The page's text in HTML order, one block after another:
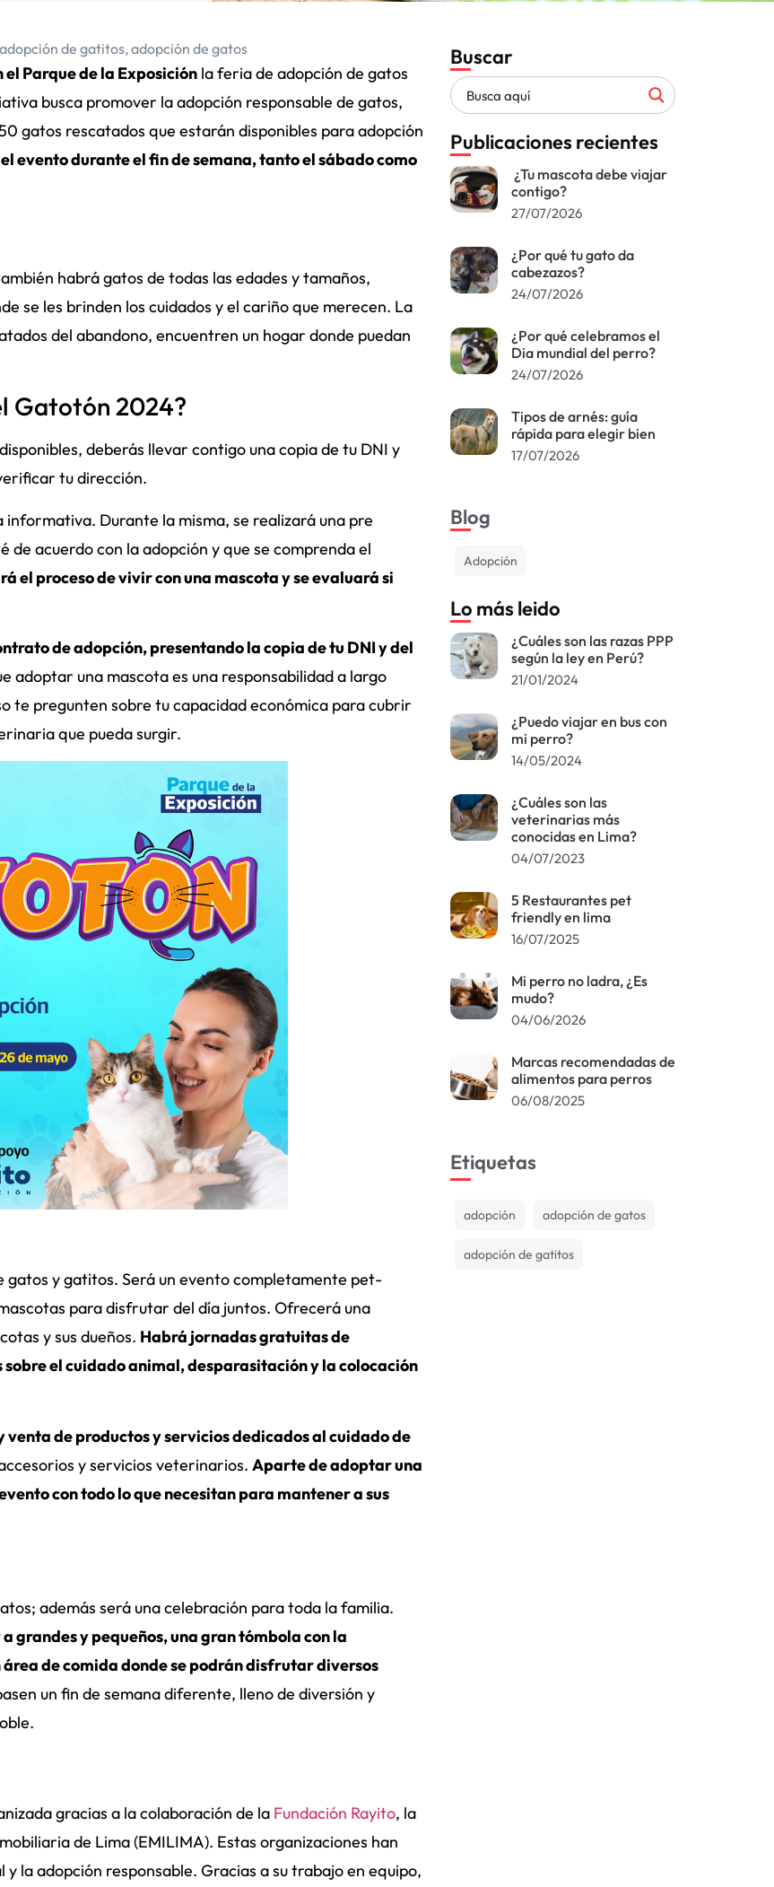
adopción de gatitos, adopción de gatos
el Parque de la Exposición la feria de adopción de gatos
busca promover la adopción responsable de gatos,
gatos rescatados que estarán disponibles para adopción
evento durante el fin de semana, tanto el sábado como
habrá gatos de todas las edades y tamaños,
se les brinden los cuidados y el cariño que merecen. La
del abandono, encuentren un hogar donde puedan
Gatotón 2024?
deberás llevar contigo una copia de tu DNI y
tu dirección.
Durante la misma, se realizará una pre
acuerdo con la adopción y que se comprenda el
el proceso de vivir con una mascota y se evaluará si
de adopción, presentando la copia de tu DNI y del
adoptar una mascota es una responsabilidad a largo
te pregunten sobre tu capacidad económica para cubrir
que pueda surgir.
gatos y gatitos. Será un evento completamente pet-
para disfrutar del día juntos. Ofrecerá una
y sus dueños. Habrá jornadas gratuitas de
el cuidado animal, desparasitación y la colocación
de productos y servicios dedicados al cuidado de
y servicios veterinarios. Aparte de adoptar una
con todo lo que necesitan para mantener a sus
además será una celebración para toda la familia.
grandes y pequeños, una gran tómbola con la
de comida donde se podrán disfrutar diversos
un fin de semana diferente, lleno de diversión y
gracias a la colaboración de la Fundación Rayito, la
de Lima (EMILIMA). Estas organizaciones han
la adopción responsable. Gracias a su trabajo en equipo,
Buscar
Publicaciones recientes
¿Tu mascota debe viajar
contigo?
27/07/2026
¿Por qué tu gato da
cabezazos?
24/07/2026
¿Por qué celebramos el
Dia mundial del perro?
24/07/2026
Tipos de arnés: guía
rápida para elegir bien
17/07/2026
Blog
Adopción
Lo más leido
¿Cuáles son las razas PPP
según la ley en Perú?
21/01/2024
¿Puedo viajar en bus con
mi perro?
14/05/2024
¿Cuáles son las
veterinarias más
conocidas en Lima?
04/07/2023
5 Restaurantes pet
friendly en lima
16/07/2025
Mi perro no ladra, ¿Es
mudo?
04/06/2026
Marcas recomendadas de
alimentos para perros
06/08/2025
Etiquetas
adopción adopción de gatos
adopción de gatitos